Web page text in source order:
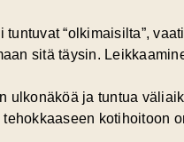
“olkimaisilta”,
sitä täysin.
ulkonäköä ja tuntua
kotihoitoon